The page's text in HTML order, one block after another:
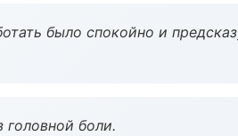
было спокойно и
головной боли.